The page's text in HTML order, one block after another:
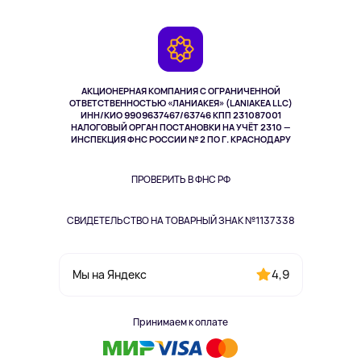
АКЦИОНЕРНАЯ КОМПАНИЯ С ОГРАНИЧЕННОЙ
ОТВЕТСТВЕННОСТЬЮ «ЛАНИАКЕЯ» (LANIAKEA LLC)
ИНН/КИО 9909637467/63746 КПП 231087001
НАЛОГОВЫЙ ОРГАН ПОСТАНОВКИ НА УЧЁТ 2310 —
ИНСПЕКЦИЯ ФНС РОССИИ № 2 ПО Г. КРАСНОДАРУ
ПРОВЕРИТЬ В ФНС РФ
СВИДЕТЕЛЬСТВО НА ТОВАРНЫЙ ЗНАК №1137338
Мы на Яндекс 4,9
Принимаем к оплате
Здоровье питомцев
Одежда и аксессуары